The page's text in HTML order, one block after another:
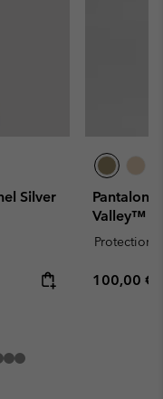
Silver
Pantalon
Valley™
Protection
Regular
100,00 €